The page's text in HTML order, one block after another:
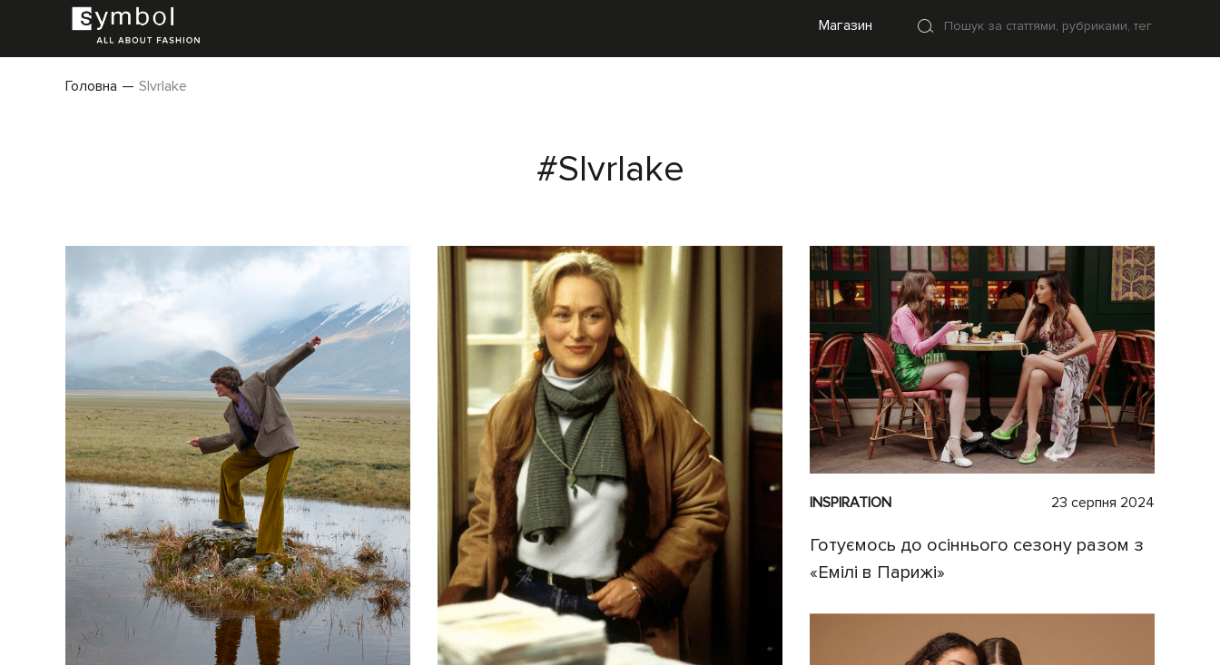
Магазин
Головна Slvrlake
#Slvrlake
INSPIRATION 23 серпня 2024
Готуємось до осіннього сезону разом з
«Емілі в Парижі»